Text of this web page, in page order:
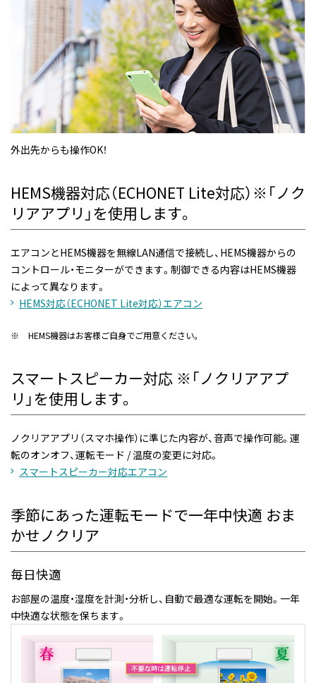
外出先からも操作OK！
HEMS機器対応（ECHONET Lite対応）※「ノク
リアアプリ」を使用します。
エアコンとHEMS機器を無線LAN通信で接続し、HEMS機器からの
コントロール・モニターができます。制御できる内容はHEMS機器
によって異なります。
HEMS対応（ECHONET Lite対応）エアコン
※ HEMS機器はお客様ご自身でご用意ください。
スマートスピーカー対応 ※「ノクリアアプ
リ」を使用します。
ノクリアアプリ（スマホ操作）に準じた内容が、音声で操作可能。運
転のオンオフ、運転モード / 温度の変更に対応。
スマートスピーカー対応エアコン
季節にあった運転モードで一年中快適 おま
かせノクリア
毎日快適
お部屋の温度・湿度を計測・分析し、自動で最適な運転を開始。一年
中快適な状態を保ちます。